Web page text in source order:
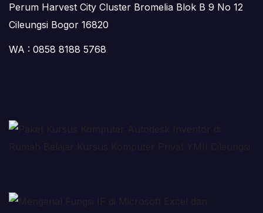
Perum Harvest City Cluster Bromelia Blok B 9 No 12
Cileungsi Bogor 16820
WA : 0858 8188 5768